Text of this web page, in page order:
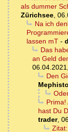
als dummer
Zürichsee,
Na ich
lassen mT -
Das
an Geld
Den
hast Du
trader,